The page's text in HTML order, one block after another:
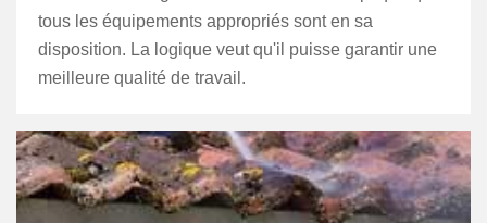
tous les équipements appropriés sont en sa
disposition. La logique veut qu'il puisse garantir une
meilleure qualité de travail.